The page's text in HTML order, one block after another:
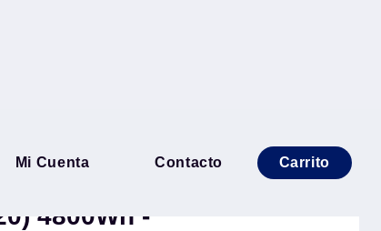
Mi Cuenta Contacto Carrito
OVALTECH
MacBook Air 13
4800Wh -